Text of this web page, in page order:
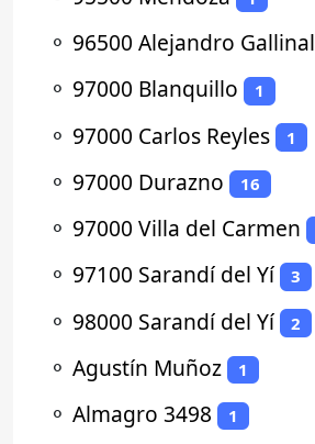
⚬ 96500 Alejandro Gallinal
⚬ 97000 Blanquillo 1
⚬ 97000 Carlos Reyles 1
⚬ 97000 Durazno 16
⚬ 97000 Villa del Carmen
⚬ 97100 Sarandí del Yí 3
⚬ 98000 Sarandí del Yí 2
⚬ Agustín Muñoz 1
⚬ Almagro 3498 1